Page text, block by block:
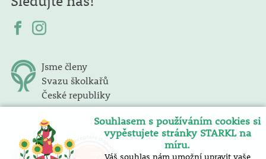
Jsme členy
Svazu školkařů
České republiky
Souhlasem s používáním cookies si
vypěstujete stránky STARKL na
míru.
Váš souhlas nám umožní upravit vaše